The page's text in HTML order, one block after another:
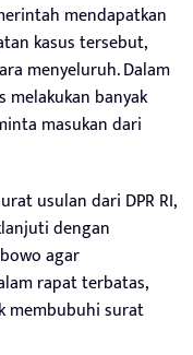
mendapatkan
kasus tersebut,
menyeluruh. Dalam
melakukan banyak
masukan dari
usulan dari DPR RI,
dengan
agar
rapat terbatas,
membubuhi surat